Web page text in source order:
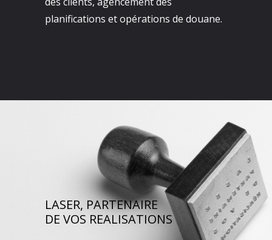
planifications et opérations de douane.
LASER, PARTENAIRE
DE VOS REALISATIONS